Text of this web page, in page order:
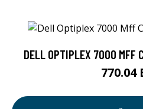
DELL OPTIPLEX 7000 MFF
770.04